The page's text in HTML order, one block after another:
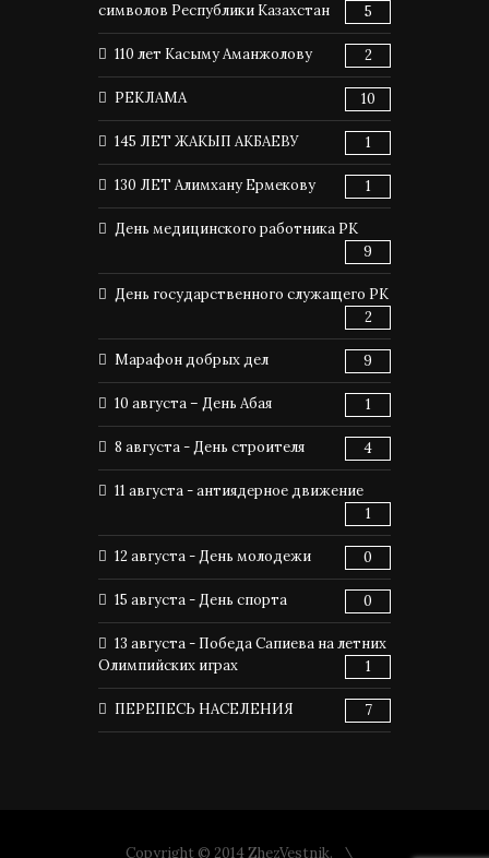
символов Республики Казахстан
5
110 лет Касыму Аманжолову 2
РЕКЛАМА 10
145 ЛЕТ ЖАКЫП АКБАЕВУ 1
130 ЛЕТ Алимхану Ермекову 1
День медицинского работника РК
9
День государственного служащего РК
2
Марафон добрых дел 9
10 августа – День Абая 1
8 августа - День строителя 4
11 августа - антиядерное движение
1
12 августа - День молодежи 0
15 августа - День спорта 0
13 августа - Победа Сапиева на летних
Олимпийских играх
1
ПЕРЕПЕСЬ НАСЕЛЕНИЯ 7
Copyright © 2014 ZhezVestnik.